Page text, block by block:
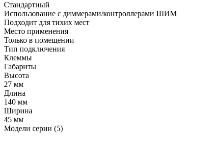
Стандартный
Использование с диммерами/контроллерами ШИМ
Подходит для тихих мест
Место применения
Только в помещении
Тип подключения
Клеммы
Габариты
Высота
27 мм
Длина
140 мм
Ширина
45 мм
Модели серии (5)